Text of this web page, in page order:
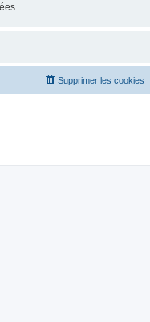
Supprimer les cookies